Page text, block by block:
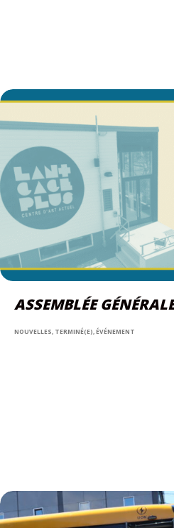
ASSEMBLÉE
NOUVELLES, TERMINÉ(E), ÉVÉNEMENT